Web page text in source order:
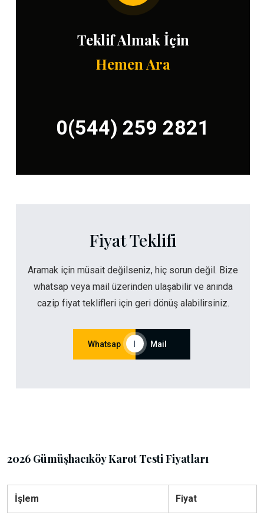
Teklif Almak İçin
Hemen Ara
0(544) 259 2821
Fiyat Teklifi
Aramak için müsait değilseniz, hiç sorun değil. Bize
whatsap veya mail üzerinden ulaşabilir ve anında
cazip fiyat teklifleri için geri dönüş alabilirsiniz.
Whatsap | Mail
2026 Gümüşhacıköy Karot Testi Fiyatları
İşlem Fiyat